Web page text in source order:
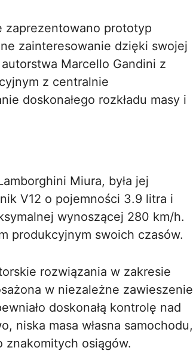
zaprezentowano prototyp
zainteresowanie dzięki swojej
Marcello Gandini z
z centralnie
doskonałego rozkładu masy i
Miura, była jej
V12 o pojemności 3.9 litra i
wynoszącej 280 km/h.
produkcyjnym swoich czasów.
rozwiązania w zakresie
w niezależne zawieszenie
doskonałą kontrolę nad
niska masa własna samochodu,
znakomitych osiągów.